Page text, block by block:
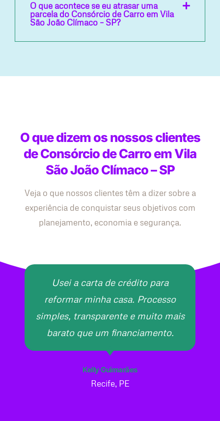
O que acontece se eu atrasar uma
parcela do Consórcio de Carro em Vila
São João Clímaco – SP?
O que dizem os nossos clientes
de Consórcio de Carro em Vila
São João Clímaco – SP
Veja o que nossos clientes têm a dizer sobre a
experiência de conquistar seus objetivos com
planejamento, economia e segurança.
Usei a carta de crédito para
reformar minha casa. Processo
simples, transparente e muito mais
barato que um financiamento.
Kelly Guimarães
Recife, PE